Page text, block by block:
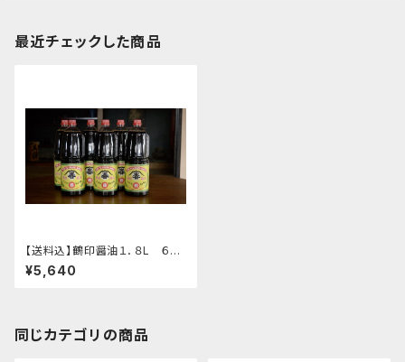
最近チェックした商品
【送料込】鶴印醤油１．８L ６本
箱
¥5,640
同じカテゴリの商品